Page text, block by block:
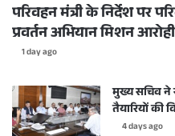
परिवहन मंत्री के निर्देश पर
प्रवर्तन अभियान मिशन आरोही
1 day ago
मुख्य सचिव ने
तैयारियों की
4 days ago